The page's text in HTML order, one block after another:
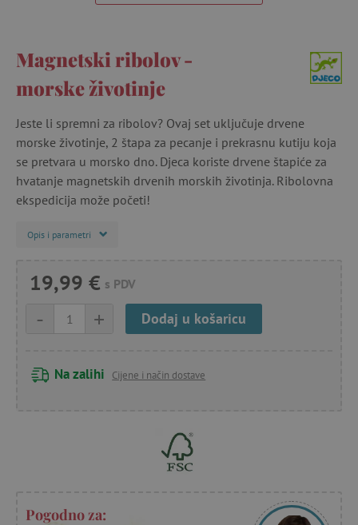
Magnetski ribolov -
morske životinje
Jeste li spremni za ribolov? Ovaj set uključuje drvene
morske životinje, 2 štapa za pecanje i prekrasnu kutiju koja
se pretvara u morsko dno. Djeca koriste drvene štapiće za
hvatanje magnetskih drvenih morskih životinja. Ribolovna
ekspedicija može početi!
Opis i parametri
19,99 € s PDV
+
- Dodaj u košaricu
Na zalihi Cijene i način dostave
Pogodno za: